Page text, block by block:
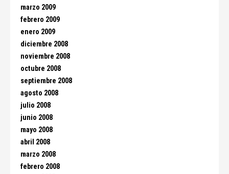
marzo 2009
febrero 2009
enero 2009
diciembre 2008
noviembre 2008
octubre 2008
septiembre 2008
agosto 2008
julio 2008
junio 2008
mayo 2008
abril 2008
marzo 2008
febrero 2008